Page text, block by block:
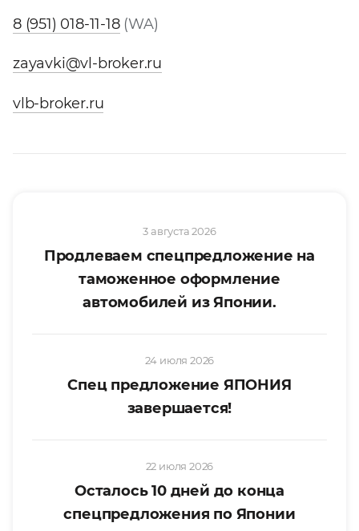
8 (951) 018-11-18(WA)
zayavki@vl-broker.ru
vlb-broker.ru
3 августа 2026
Продлеваем спецпредложение на
таможенное оформление
автомобилей из Японии.
24 июля 2026
Спец предложение ЯПОНИЯ
завершается!
22 июля 2026
Осталось 10 дней до конца
спецпредложения по Японии